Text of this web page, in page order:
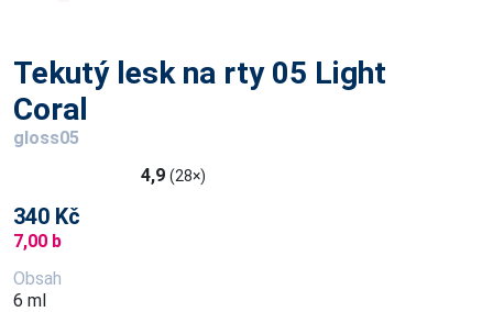
Tekutý lesk na rty 05 Light
Coral
gloss05
4,9 (28×)
340 Kč
7,00 b
Obsah
6 ml